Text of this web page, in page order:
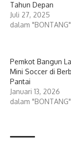
Tahun Depan
Juli 27, 2025
dalam "BONTANG"
Pemkot Bangun
Mini Soccer di
Pantai
Januari 13, 2026
dalam "BONTANG"